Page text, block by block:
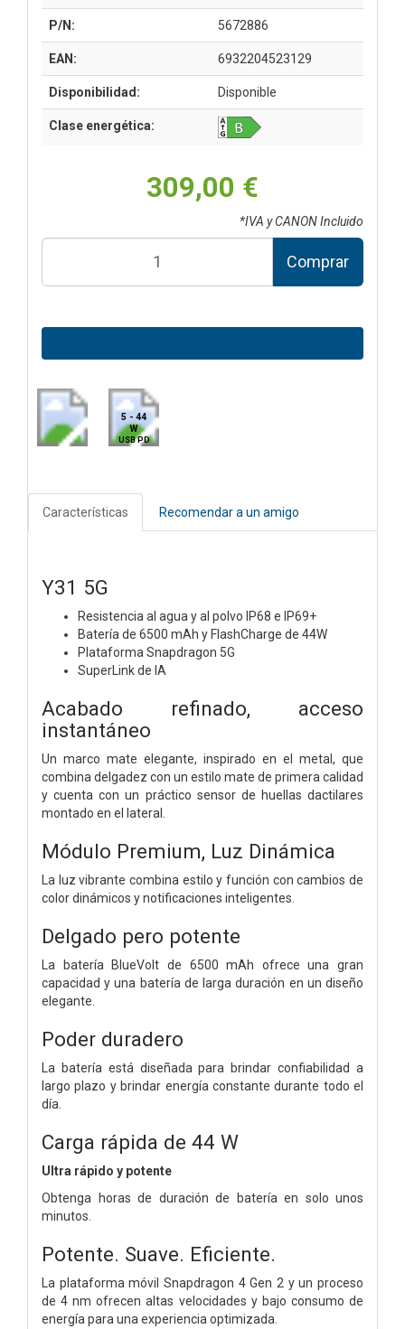
P/N: 5672886
EAN: 6932204523129
Disponibilidad: Disponible
Clase energética:
309,00 €
*IVA y CANON Incluido
Comprar
5 - 44
W
USB PD
Características Recomendar a un amigo
Y31 5G
Resistencia al agua y al polvo IP68 e IP69+
Batería de 6500 mAh y FlashCharge de 44W
Plataforma Snapdragon 5G
SuperLink de IA
Acabado refinado, acceso
instantáneo
Un marco mate elegante, inspirado en el metal, que
combina delgadez con un estilo mate de primera calidad
y cuenta con un práctico sensor de huellas dactilares
montado en el lateral.
Módulo Premium, Luz Dinámica
La luz vibrante combina estilo y función con cambios de
color dinámicos y notificaciones inteligentes.
Delgado pero potente
La batería BlueVolt de 6500 mAh ofrece una gran
capacidad y una batería de larga duración en un diseño
elegante.
Poder duradero
La batería está diseñada para brindar confiabilidad a
largo plazo y brindar energía constante durante todo el
día.
Carga rápida de 44 W
Ultra rápido y potente
Obtenga horas de duración de batería en solo unos
minutos.
Potente. Suave. Eficiente.
La plataforma móvil Snapdragon 4 Gen 2 y un proceso
de 4 nm ofrecen altas velocidades y bajo consumo de
energía para una experiencia optimizada.